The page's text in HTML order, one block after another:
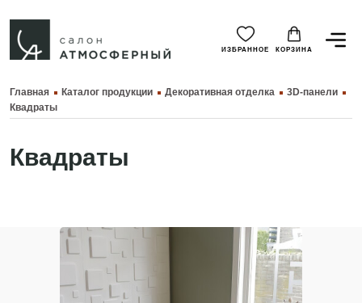
ИЗБРАННОЕ КОРЗИНА
Главная Каталог продукции Декоративная отделка
3D-панели
Квадраты
Квадраты